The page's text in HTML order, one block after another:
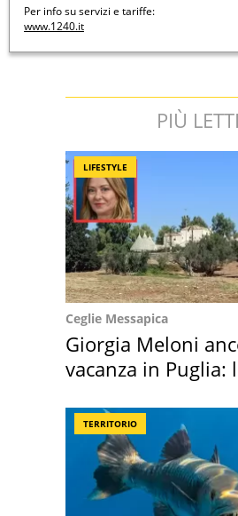
Per info su servizi e tariffe:
www.1240.it
PIÙ LETTI
LIFESTYLE
Ceglie Messapica
Giorgia Meloni
vacanza in Puglia:
TERRITORIO